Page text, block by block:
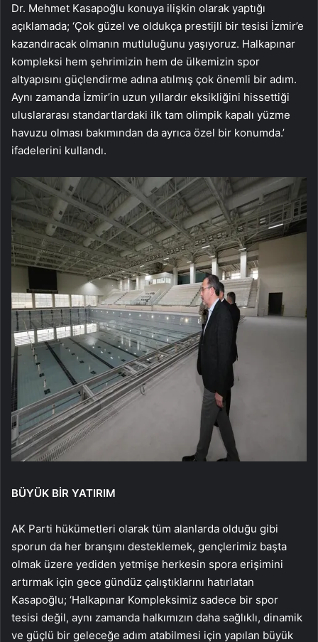
Dr. Mehmet Kasapoğlu konuya ilişkin olarak yaptığı
açıklamada; ‘Çok güzel ve oldukça prestijli bir tesisi İzmir’e
kazandıracak olmanın mutluluğunu yaşıyoruz. Halkapınar
kompleksi hem şehrimizin hem de ülkemizin spor
altyapısını güçlendirme adına atılmış çok önemli bir adım.
Aynı zamanda İzmir’in uzun yıllardır eksikliğini hissettiği
uluslararası standartlardaki ilk tam olimpik kapalı yüzme
havuzu olması bakımından da ayrıca özel bir konumda.’
ifadelerini kullandı.
BÜYÜK BİR YATIRIM
AK Parti hükümetleri olarak tüm alanlarda olduğu gibi
sporun da her branşını desteklemek, gençlerimiz başta
olmak üzere yediden yetmişe herkesin spora erişimini
artırmak için gece gündüz çalıştıklarını hatırlatan
Kasapoğlu; ‘Halkapınar Kompleksimiz sadece bir spor
tesisi değil, aynı zamanda halkımızın daha sağlıklı, dinamik
ve güçlü bir geleceğe adım atabilmesi için yapılan büyük